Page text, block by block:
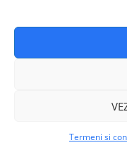
Termeni si